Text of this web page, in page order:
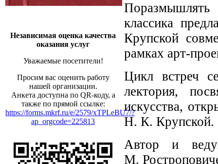
Независимая оценка качества
оказания услуг
Уважаемые посетители!
Просим вас оценить работу
нашей организации.
Анкета доступна по QR-коду, а
также по прямой ссылке:
https://forms.mkrf.ru/e/2579/xTPLeBU7/?
ap_orgcode=225813
Поразмышлять
классика
Крупской
рамках арт-
Цикл встреч
лектория,
искусства,
Н. К. Крупской.
Автор и
М.